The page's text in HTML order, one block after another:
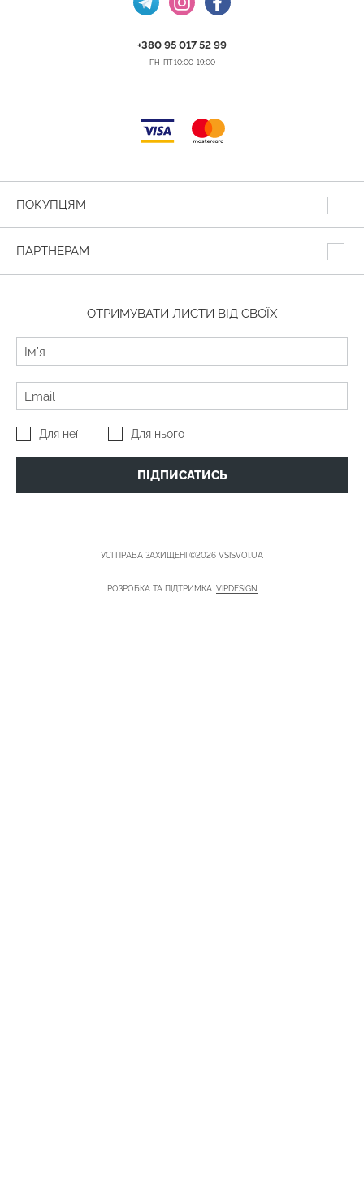
+380 95 017 52 99
ПН-ПТ 10:00-19:00
ПОКУПЦЯМ
ПАРТНЕРАМ
ОТРИМУВАТИ ЛИСТИ ВІД СВОЇХ
Для неї Для нього
ПІДПИСАТИСЬ
УСІ ПРАВА ЗАХИЩЕНІ ©2026 VSISVOI.UA
РОЗРОБКА ТА ПІДТРИМКА: VIPDESIGN